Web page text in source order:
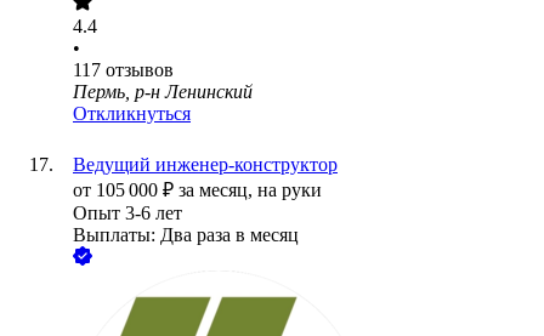
4.4
•
117 отзывов
Пермь, р-н Ленинский
Откликнуться
Ведущий инженер-конструктор
от 105 000 ₽ за месяц, на руки
Опыт 3-6 лет
Выплаты: Два раза в месяц